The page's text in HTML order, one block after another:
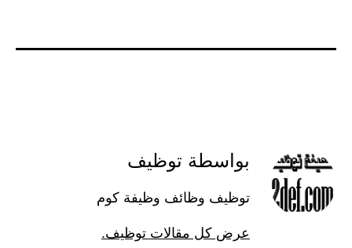
بواسطة توظيف
توظيف وظائف وظيفة كوم
عرض كل مقالات توظيف.